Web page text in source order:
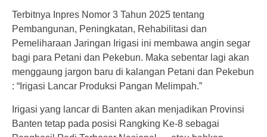
Terbitnya Inpres Nomor 3 Tahun 2025 tentang
Pembangunan, Peningkatan, Rehabilitasi dan
Pemeliharaan Jaringan Irigasi ini membawa angin segar
bagi para Petani dan Pekebun. Maka sebentar lagi akan
menggaung jargon baru di kalangan Petani dan Pekebun
: “Irigasi Lancar Produksi Pangan Melimpah.”
Irigasi yang lancar di Banten akan menjadikan Provinsi
Banten tetap pada posisi Rangking Ke-8 sebagai